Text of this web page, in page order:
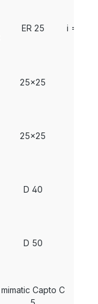
ER 25 i = 1 : 2
25x25
25x25
D 40
D 50
mimatic Capto C